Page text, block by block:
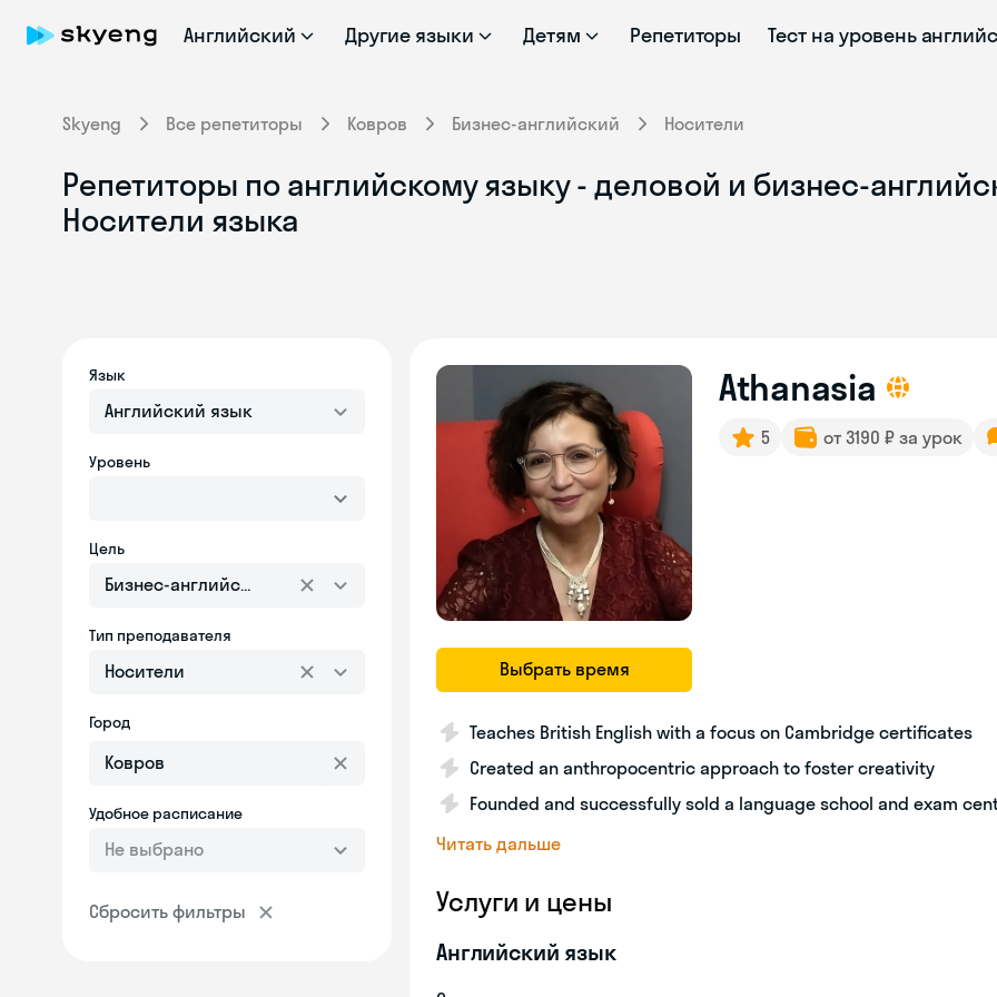
Английский Другие языки Детям Репетиторы Тест на уровень
Skyeng Все репетиторы Ковров Бизнес-английский Носители
Репетиторы по английскому языку - деловой и бизнес-
Носители языка
Язык
Английский язык
Уровень
Цель
Бизнес-английский
Тип преподавателя
Носители
Город
Удобное расписание
Не выбрано
Сбросить фильтры
Выбрать время
Athanasia
5 от 3190 ₽ за урок
Teaches British English with a focus on Cambridge certificates
Created an anthropocentric approach to foster creativity
Founded and successfully sold a language school and exam
Читать дальше
Услуги и цены
Английский язык